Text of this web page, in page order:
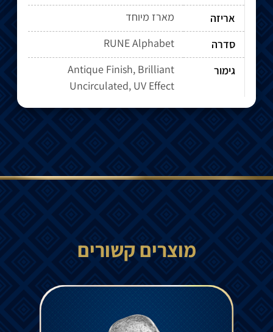
אריזה
מארז מיוחד
סדרה
RUNE Alphabet
גימור
Antique Finish, Brilliant
Uncirculated, UV Effect
מוצרים קשורים